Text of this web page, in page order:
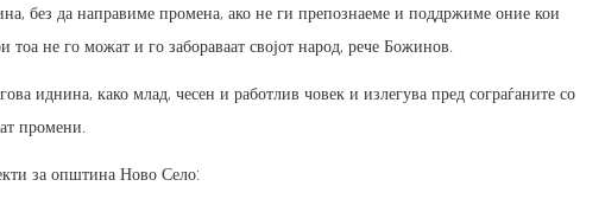
без да направиме промена, ако не ги препознаеме и поддржиме оние кои
тоа не го можат и го забораваат својот народ, рече Божинов.
иднина, како млад, чесен и работлив човек и излегува пред сограѓаните со
промени.
за општина Ново Село: